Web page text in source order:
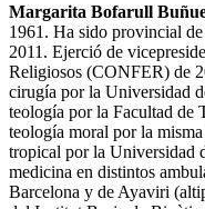
Margarita Bofarull
1961. Ha sido provincial
2011. Ejerció de
Religiosos (CONFER) de
cirugía por la Universidad
teología por la Facultad de
teología moral por la
tropical por la Universidad
medicina en distintos
Barcelona y de Ayaviri